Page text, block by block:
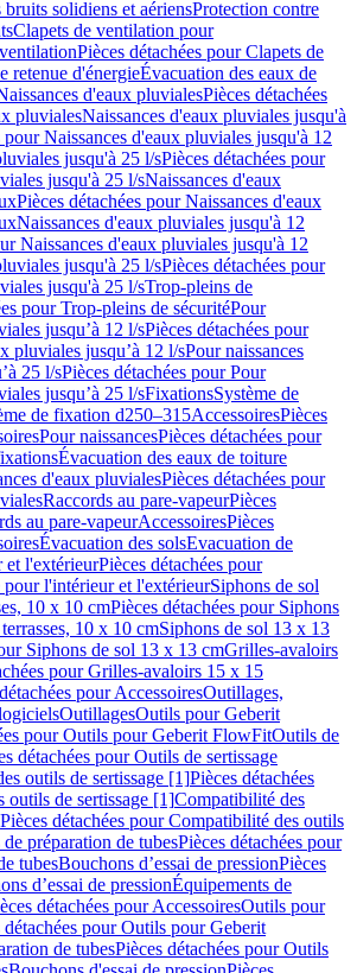
bruits solidiens et aériensProtection contre
Clapets de ventilation pour
Pièces détachées pour Clapets de
retenue d'énergieÉvacuation des eaux de
d'eaux pluvialesPièces détachées
pluvialesNaissances d'eaux pluviales jusqu'à
pour Naissances d'eaux pluviales jusqu'à 12
jusqu'à 25 l/sPièces détachées pour
jusqu'à 25 l/sNaissances d'eaux
Pièces détachées pour Naissances d'eaux
Naissances d'eaux pluviales jusqu'à 12
Naissances d'eaux pluviales jusqu'à 12
jusqu'à 25 l/sPièces détachées pour
jusqu'à 25 l/sTrop-pleins de
pour Trop-pleins de sécuritéPour
jusqu’à 12 l/sPièces détachées pour
pluviales jusqu’à 12 l/sPour naissances
25 l/sPièces détachées pour Pour
jusqu’à 25 l/sFixationsSystème de
de fixation d250–315AccessoiresPièces
Pour naissancesPièces détachées pour
Évacuation des eaux de toiture
d'eaux pluvialesPièces détachées pour
Raccords au pare-vapeurPièces
au pare-vapeurAccessoiresPièces
Évacuation des solsEvacuation de
et l'extérieurPièces détachées pour
l'intérieur et l'extérieurSiphons de sol
10 x 10 cmPièces détachées pour Siphons
10 x 10 cmSiphons de sol 13 x 13
Siphons de sol 13 x 13 cmGrilles-avaloirs
pour Grilles-avaloirs 15 x 15
pour AccessoiresOutillages,
OutillagesOutils pour Geberit
pour Outils pour Geberit FlowFitOutils de
détachées pour Outils de sertissage
outils de sertissage [1]Pièces détachées
outils de sertissage [1]Compatibilité des
Pièces détachées pour Compatibilité des outils
préparation de tubesPièces détachées pour
tubesBouchons d’essai de pressionPièces
d’essai de pressionÉquipements de
détachées pour AccessoiresOutils pour
détachées pour Outils pour Geberit
de tubesPièces détachées pour Outils